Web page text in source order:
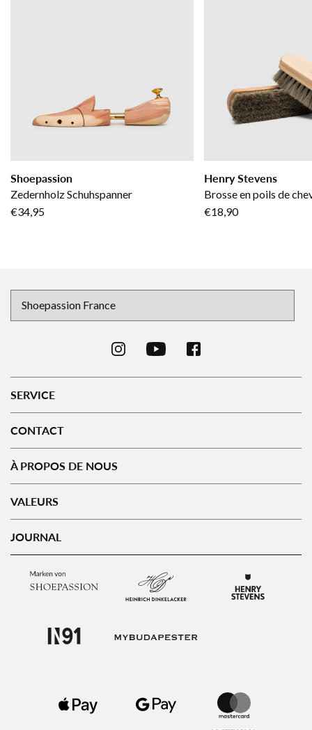
Shoepassion
Zedernholz Schuhspanner
€34,95
Henry Stevens
Brosse en poils de
€18,90
SERVICE
CONTACT
À PROPOS DE NOUS
VALEURS
JOURNAL